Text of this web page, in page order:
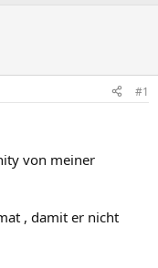
#1
von meiner
, damit er nicht